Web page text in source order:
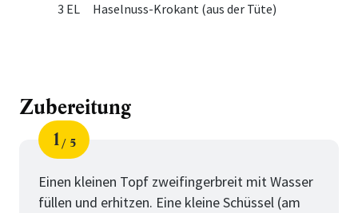
3 EL
Haselnuss-Krokant (aus der Tüte)
Zubereitung
Schritt
1
von
5
Einen kleinen Topf zweifingerbreit mit Wasser
füllen und erhitzen. Eine kleine Schüssel (am